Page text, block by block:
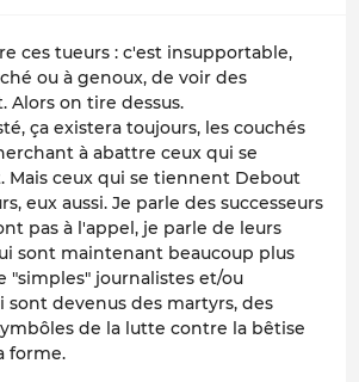
ces tueurs : c'est insupportable,
ou à genoux, de voir des
Alors on tire dessus.
ça existera toujours, les couchés
à abattre ceux qui se
ceux qui se tiennent Debout
eux aussi. Je parle des successeurs
pas à l'appel, je parle de leurs
sont maintenant beaucoup plus
"simples" journalistes et/ou
sont devenus des martyrs, des
de la lutte contre la bêtise
forme.